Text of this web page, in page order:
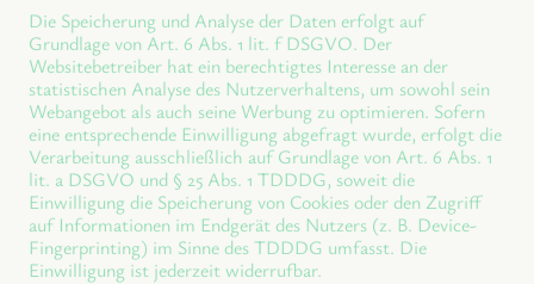
Die Speicherung und Analyse der Daten erfolgt auf
Grundlage von Art. 6 Abs. 1 lit. f DSGVO. Der
Websitebetreiber hat ein berechtigtes Interesse an der
statistischen Analyse des Nutzerverhaltens, um sowohl sein
Webangebot als auch seine Werbung zu optimieren. Sofern
eine entsprechende Einwilligung abgefragt wurde, erfolgt die
Verarbeitung ausschließlich auf Grundlage von Art. 6 Abs. 1
lit. a DSGVO und § 25 Abs. 1 TDDDG, soweit die
Einwilligung die Speicherung von Cookies oder den Zugriff
auf Informationen im Endgerät des Nutzers (z. B. Device-
Fingerprinting) im Sinne des TDDDG umfasst. Die
Einwilligung ist jederzeit widerrufbar.